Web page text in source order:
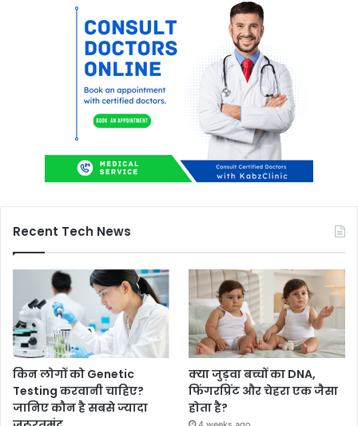
Recent Tech News
किन लोगों को Genetic
Testing करवानी चाहिए?
जानिए कौन है सबसे ज्यादा
क्या जुड़वा बच्चों का DNA,
फिंगरप्रिंट और चेहरा एक जैसा
होता है?